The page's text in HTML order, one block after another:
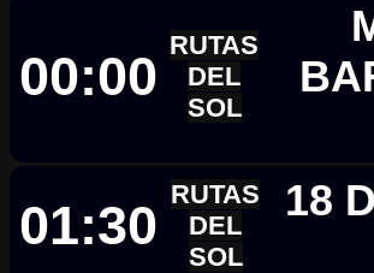
00:00
RUTAS
DEL
SOL
01:30
RUTAS
DEL
SOL
18